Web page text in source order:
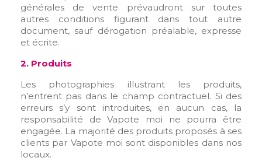
générales de vente prévaudront sur toutes
autres conditions figurant dans tout autre
document, sauf dérogation préalable, expresse
et écrite.
2. Produits
Les photographies illustrant les produits,
n’entrent pas dans le champ contractuel. Si des
erreurs s’y sont introduites, en aucun cas, la
responsabilité de Vapote moi ne pourra être
engagée. La majorité des produits proposés à ses
clients par Vapote moi sont disponibles dans nos
locaux.